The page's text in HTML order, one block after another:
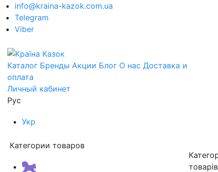
info@kraina-kazok.com.ua
Telegram
Viber
Каталог Бренды Акции Блог О нас Доставка и
оплата
Личный кабинет
Рус
Укр
Категории товаров
товарів